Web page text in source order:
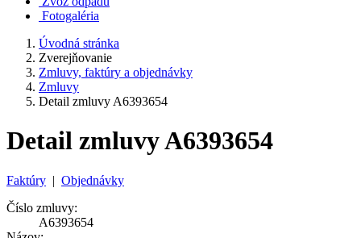
Fotogaléria
Úvodná stránka
Zverejňovanie
Zmluvy, faktúry a objednávky
Zmluvy
Detail zmluvy A6393654
Detail zmluvy A6393654
Faktúry | Objednávky
Číslo zmluvy:
A6393654